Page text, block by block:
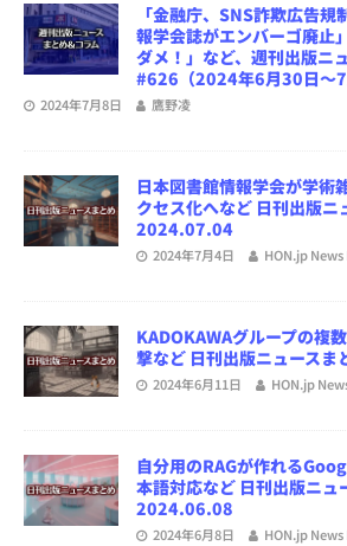
「金融庁、SNS詐欺広告
報学会誌がエンバーゴ廃止
ダメ！」など、週刊出版ニ
#626（2024年6月30日～7
2024年7月8日 鷹野凌
日本図書館情報学会が学術
クセス化へなど 日刊出版ニ
2024.07.04
2024年7月4日 HON.jp
KADOKAWAグループの複
撃など 日刊出版ニュース
2024年6月11日 HON.jp
自分用のRAGが作れる
本語対応など 日刊出版ニュ
2024.06.08
2024年6月8日 HON.jp